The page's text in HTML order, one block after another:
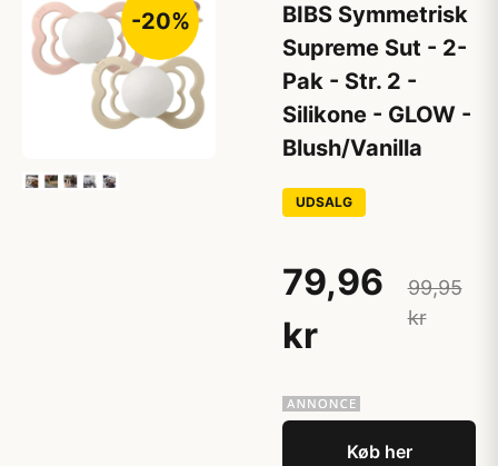
-20%
BIBS Symmetrisk
Supreme Sut - 2-
Pak - Str. 2 -
Silikone - GLOW -
Blush/Vanilla
UDSALG
79,96
kr
99,95
kr
Køb her